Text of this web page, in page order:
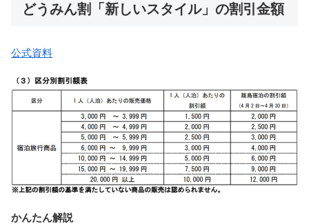
どうみん割「新しいスタイル」の割引金額
公式資料
かんたん解説